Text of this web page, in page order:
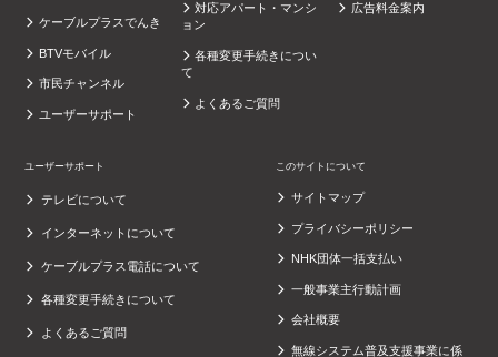
ケーブルプラスでんき
BTVモバイル
市民チャンネル
ユーザーサポート
対応アパート・マンシ
ョン
各種変更手続きについ
て
よくあるご質問
広告料金案内
ユーザーサポート
テレビについて
インターネットについて
ケーブルプラス電話について
各種変更手続きについて
よくあるご質問
このサイトについて
サイトマップ
プライバシーポリシー
NHK団体一括支払い
一般事業主行動計画
会社概要
無線システム普及支援事業に係